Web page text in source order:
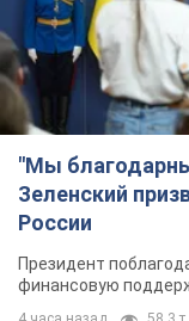
Президент
финансовую
4 часа назад 58,3 т.
Украина
ракет и многое
США
Конгресс